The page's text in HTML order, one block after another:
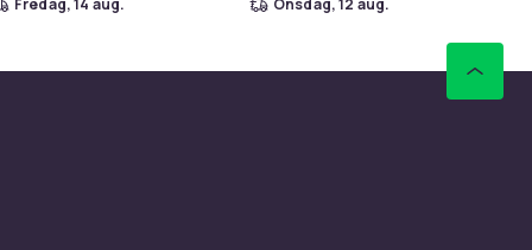
fredag, 14 aug. onsdag, 12 aug.